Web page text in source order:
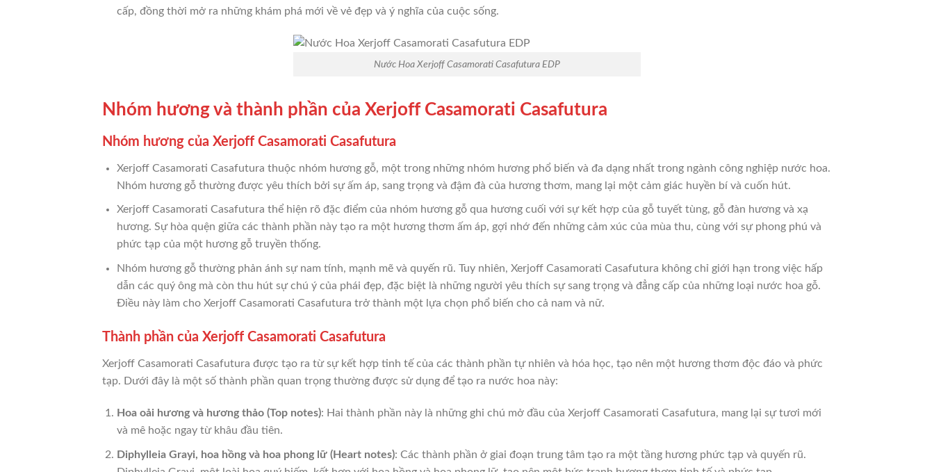
cấp, đồng thời mở ra những khám phá mới về vẻ đẹp và ý nghĩa của cuộc sống.
Nước Hoa Xerjoff Casamorati Casafutura EDP
Nhóm hương và thành phần của Xerjoff Casamorati Casafutura
Nhóm hương của Xerjoff Casamorati Casafutura
Xerjoff Casamorati Casafutura thuộc nhóm hương gỗ, một trong những nhóm hương phổ biến và đa dạng nhất trong ngành công nghiệp nước hoa.
Nhóm hương gỗ thường được yêu thích bởi sự ấm áp, sang trọng và đậm đà của hương thơm, mang lại một cảm giác huyền bí và cuốn hút.
Xerjoff Casamorati Casafutura thể hiện rõ đặc điểm của nhóm hương gỗ qua hương cuối với sự kết hợp của gỗ tuyết tùng, gỗ đàn hương và xạ
hương. Sự hòa quện giữa các thành phần này tạo ra một hương thơm ấm áp, gợi nhớ đến những cảm xúc của mùa thu, cùng với sự phong phú và
phức tạp của một hương gỗ truyền thống.
Nhóm hương gỗ thường phản ánh sự nam tính, mạnh mẽ và quyến rũ. Tuy nhiên, Xerjoff Casamorati Casafutura không chỉ giới hạn trong việc hấp
dẫn các quý ông mà còn thu hút sự chú ý của phái đẹp, đặc biệt là những người yêu thích sự sang trọng và đẳng cấp của những loại nước hoa gỗ.
Điều này làm cho Xerjoff Casamorati Casafutura trở thành một lựa chọn phổ biến cho cả nam và nữ.
Thành phần của Xerjoff Casamorati Casafutura
Xerjoff Casamorati Casafutura được tạo ra từ sự kết hợp tinh tế của các thành phần tự nhiên và hóa học, tạo nên một hương thơm độc đáo và phức
tạp. Dưới đây là một số thành phần quan trọng thường được sử dụng để tạo ra nước hoa này:
Hoa oải hương và hương thảo (Top notes): Hai thành phần này là những ghi chú mở đầu của Xerjoff Casamorati Casafutura, mang lại sự tươi mới
và mê hoặc ngay từ khâu đầu tiên.
Diphylleia Grayi, hoa hồng và hoa phong lữ (Heart notes): Các thành phần ở giai đoạn trung tâm tạo ra một tầng hương phức tạp và quyến rũ.